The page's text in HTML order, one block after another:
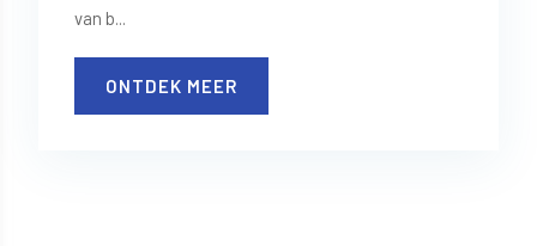
van b...
ONTDEK MEER